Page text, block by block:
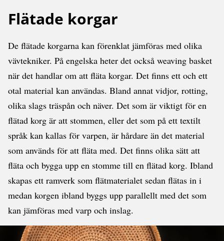
Flätade korgar
De flätade korgarna kan förenklat jämföras med olika
vävtekniker. På engelska heter det också weaving basket
när det handlar om att fläta korgar. Det finns ett och ett
otal material kan användas. Bland annat vidjor, rotting,
olika slags träspån och näver. Det som är viktigt för en
flätad korg är att stommen, eller det som på ett textilt
språk kan kallas för varpen, är hårdare än det material
som används för att fläta med. Det finns olika sätt att
fläta och bygga upp en stomme till en flätad korg. Ibland
skapas ett ramverk som flätmaterialet sedan flätas in i
medan korgen ibland byggs upp parallellt med det som
kan jämföras med varp och inslag.